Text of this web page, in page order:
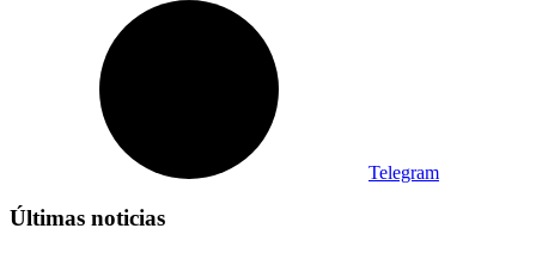
Telegram
Últimas noticias